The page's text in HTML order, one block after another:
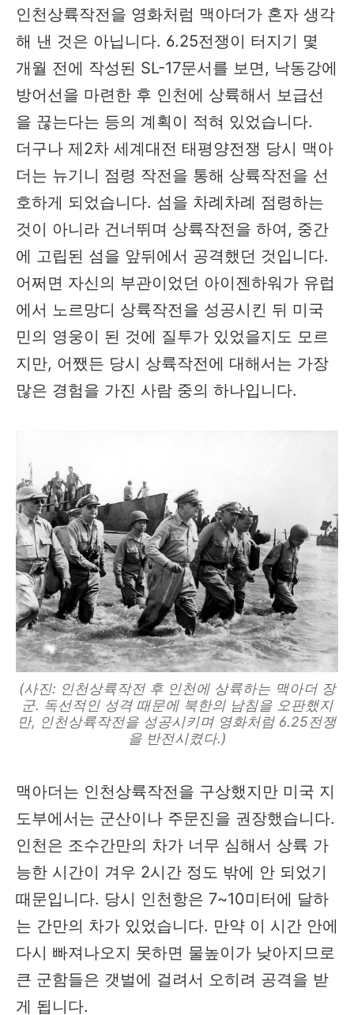
인천상륙작전을 영화처럼 맥아더가 혼자 생각
해 낸 것은 아닙니다. 6.25전쟁이 터지기 몇
개월 전에 작성된 SL-17문서를 보면, 낙동강에
방어선을 마련한 후 인천에 상륙해서 보급선
을 끊는다는 등의 계획이 적혀 있었습니다.
더구나 제2차 세계대전 태평양전쟁 당시 맥아
더는 뉴기니 점령 작전을 통해 상륙작전을 선
호하게 되었습니다. 섬을 차례차례 점령하는
것이 아니라 건너뛰며 상륙작전을 하여, 중간
에 고립된 섬을 앞뒤에서 공격했던 것입니다.
어쩌면 자신의 부관이었던 아이젠하워가 유럽
에서 노르망디 상륙작전을 성공시킨 뒤 미국
민의 영웅이 된 것에 질투가 있었을지도 모르
지만, 어쨌든 당시 상륙작전에 대해서는 가장
많은 경험을 가진 사람 중의 하나입니다.
(사진: 인천상륙작전 후 인천에 상륙하는 맥아더 장
군. 독선적인 성격 때문에 북한의 남침을 오판했지
만, 인천상륙작전을 성공시키며 영화처럼 6.25전쟁
을 반전시켰다.)
맥아더는 인천상륙작전을 구상했지만 미국 지
도부에서는 군산이나 주문진을 권장했습니다.
인천은 조수간만의 차가 너무 심해서 상륙 가
능한 시간이 겨우 2시간 정도 밖에 안 되었기
때문입니다. 당시 인천항은 7~10미터에 달하
는 간만의 차가 있었습니다. 만약 이 시간 안에
다시 빠져나오지 못하면 물높이가 낮아지므로
큰 군함들은 갯벌에 걸려서 오히려 공격을 받
게 됩니다.